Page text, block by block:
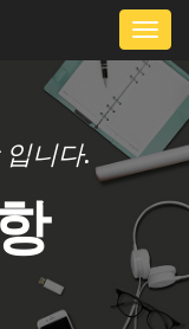
니다.